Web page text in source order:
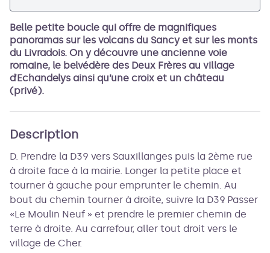
Belle petite boucle qui offre de magnifiques
panoramas sur les volcans du Sancy et sur les monts
du Livradois. On y découvre une ancienne voie
romaine, le belvédère des Deux Frères au village
d’Echandelys ainsi qu’une croix et un château
(privé).
Description
D. Prendre la D39 vers Sauxillanges puis la 2ème rue
à droite face à la mairie. Longer la petite place et
tourner à gauche pour emprunter le chemin. Au
bout du chemin tourner à droite, suivre la D39. Passer
«Le Moulin Neuf » et prendre le premier chemin de
terre à droite. Au carrefour, aller tout droit vers le
village de Cher.